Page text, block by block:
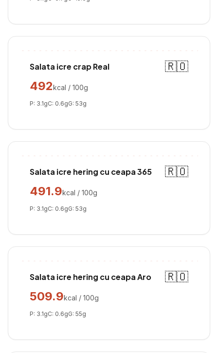
Salata icre crap Real
🇷🇴
492kcal / 100g
P: 3.1gC: 0.6gG: 53g
Salata icre hering cu ceapa 365
🇷🇴
491.9kcal / 100g
P: 3.1gC: 0.6gG: 53g
Salata icre hering cu ceapa Aro
🇷🇴
509.9kcal / 100g
P: 3.1gC: 0.6gG: 55g